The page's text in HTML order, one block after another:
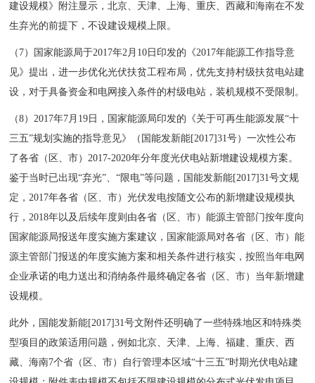
建设规模》附注显示，北京、天津、上海、重庆、西藏和海南在不发
生弃光的前提下，不设建设规模上限。
（7）国家能源局于2017年2月10日印发的《2017年能源工作指导意
见》提出，进一步优化光伏扶贫工程布局，优先支持村级扶贫电站建
设，对于具备资金和电网接入条件的村级电站，装机规模不受限制。
（8）2017年7月19日，国家能源局印发的《关于可再生能源发展“十
三五”规划实施的指导意见》（国能发新能[2017]31号）一次性公布
了各省（区、市）2017-2020年分年度光伏电站新增建设规模方案。
鉴于当时已出现“弃光”、“限电”等问题，国能发新能[2017]31号文规
定，2017年各省（区、市）光伏发电按随文公布的新增建设规模执
行，2018年以及后续年度则由各省（区、市）能源主管部门按年度向
国家能源局报送年度实施方案建议，国家能源局对各省（区、市）能
源主管部门报送的年度实施方案和相关条件进行核实，按照当年电网
企业承诺的电力送出和消纳条件最终确定各省（区、市）当年新增建
设规模。
此外，国能发新能[2017]31号文附件还明确了一些特殊地区和特殊类
型项目的政策适用问题，例如北京、天津、上海、福建、重庆、西
藏、海南7个省（区、市）自行管理本区域“十三五”时期光伏电站建